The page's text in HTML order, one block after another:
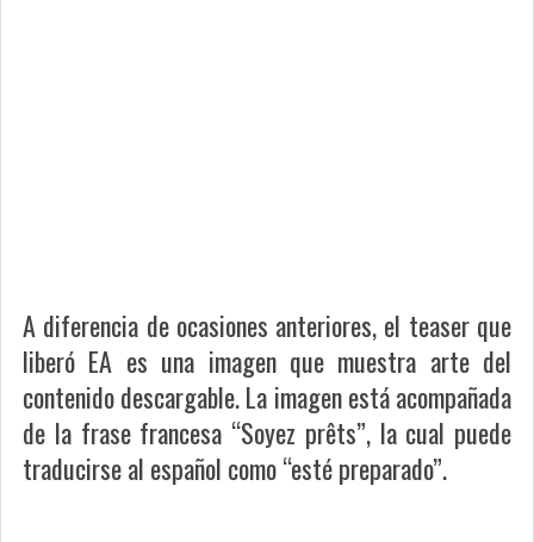
A diferencia de ocasiones anteriores, el teaser que
liberó EA es una imagen que muestra arte del
contenido descargable. La imagen está acompañada
de la frase francesa “Soyez prêts”, la cual puede
traducirse al español como “esté preparado”.